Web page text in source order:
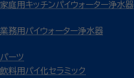
家庭用キッチンパイウォーター浄水器
業務用パイウォーター浄水器
パーツ
飲料用パイ化セラミック